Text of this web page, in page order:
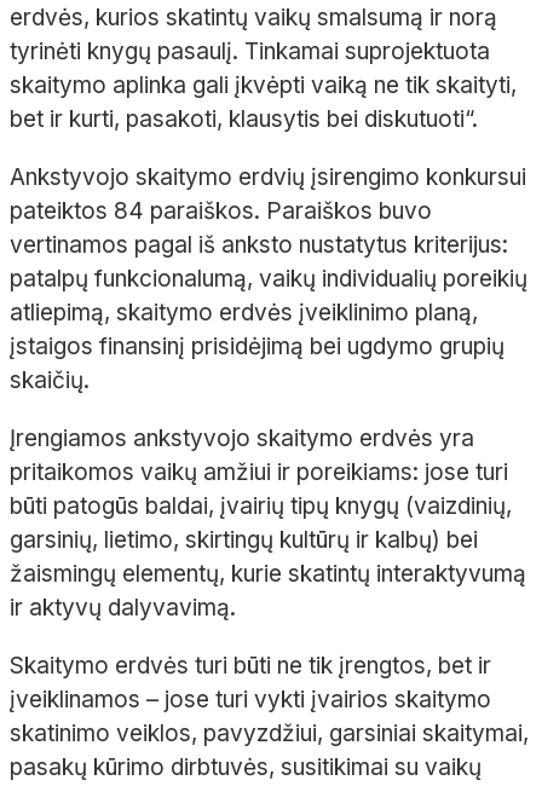
erdvės, kurios skatintų vaikų smalsumą ir norą
tyrinėti knygų pasaulį. Tinkamai suprojektuota
skaitymo aplinka gali įkvėpti vaiką ne tik skaityti,
bet ir kurti, pasakoti, klausytis bei diskutuoti“.
Ankstyvojo skaitymo erdvių įsirengimo konkursui
pateiktos 84 paraiškos. Paraiškos buvo
vertinamos pagal iš anksto nustatytus kriterijus:
patalpų funkcionalumą, vaikų individualių poreikių
atliepimą, skaitymo erdvės įveiklinimo planą,
įstaigos finansinį prisidėjimą bei ugdymo grupių
skaičių.
Įrengiamos ankstyvojo skaitymo erdvės yra
pritaikomos vaikų amžiui ir poreikiams: jose turi
būti patogūs baldai, įvairių tipų knygų (vaizdinių,
garsinių, lietimo, skirtingų kultūrų ir kalbų) bei
žaismingų elementų, kurie skatintų interaktyvumą
ir aktyvų dalyvavimą.
Skaitymo erdvės turi būti ne tik įrengtos, bet ir
įveiklinamos – jose turi vykti įvairios skaitymo
skatinimo veiklos, pavyzdžiui, garsiniai skaitymai,
pasakų kūrimo dirbtuvės, susitikimai su vaikų